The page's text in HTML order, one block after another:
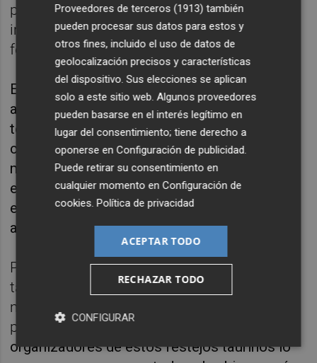
prevención y contar para ello con la
implicación de todos; ayuntamientos,
federación y participantes”.
El presidente de la Diputación de Alicante ha
añadido que el refuerzo de la seguridad
tendrá también una incidencia positiva en la
cobertura de las pólizas de seguros. “Lo
mejor que podemos hacer para facilitar que
estos eventos puedan tener un buen seguro
es reforzar inicialmente la seguridad”, ha
apuntado.
Por su parte, el presidente de las peñas
taurinas ha incidido en la importancia de las
medidas de seguridad para evitar que se
produzcan accidentes o descuidos.
organizadores de estos festejos taurinos lo
Proveedores de terceros (1913) también
pueden procesar sus datos para estos y
otros fines, incluido el uso de datos de
geolocalización precisos y características
del dispositivo. Sus elecciones se aplican
solo a este sitio web. Algunos proveedores
pueden basarse en el interés legítimo en
lugar del consentimiento; tiene derecho a
oponerse enConfiguración de publicidad
Puede retirar su consentimiento en
cualquier momento enConfiguración de
cookies .Política de privacidad
ACEPTAR TODO
RECHAZAR TODO
CONFIGURAR